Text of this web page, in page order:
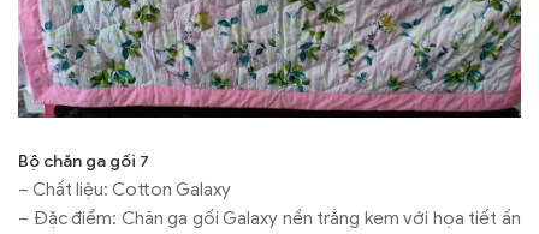
Bộ chăn ga gối 7
– Chất liệu: Cotton Galaxy
– Đặc điểm: Chăn ga gối Galaxy nền trắng kem với họa tiết ấn